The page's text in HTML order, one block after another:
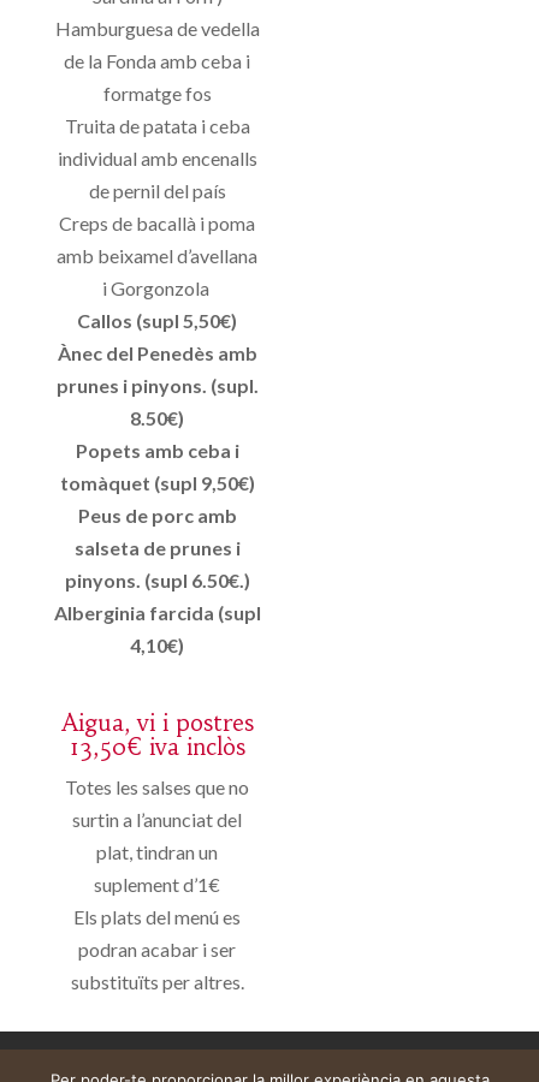
Hamburguesa de vedella
de la Fonda amb ceba i
formatge fos
Truita de patata i ceba
individual amb encenalls
de pernil del país
Creps de bacallà i poma
amb beixamel d’avellana
i Gorgonzola
Callos (supl 5,50€)
Ànec del Penedès amb
prunes i pinyons. (supl.
8.50€)
Popets amb ceba i
tomàquet (supl 9,50€)
Peus de porc amb
salseta de prunes i
pinyons. (supl 6.50€.)
Alberginia farcida (supl
4,10€)
Aigua, vi i postres
13,50€ iva inclòs
Totes les salses que no
surtin a l’anunciat del
plat, tindran un
suplement d’1€
Els plats del menú es
podran acabar i ser
substituïts per altres.